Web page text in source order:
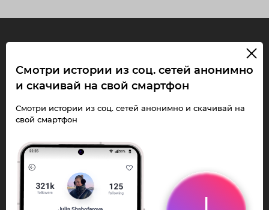
Смотри Stories и
скачивай Reels без
ограничений!
Переходи в ИнстаПай бот - смотри и
Stories
анонимно в чате
или Telegram-приложении.
Быстро, просто и удобно.
Смотри истории из соц. сетей анонимно
и скачивай на свой смартфон
Смотри истории из соц. сетей анонимно и скачивай на
свой смартфон